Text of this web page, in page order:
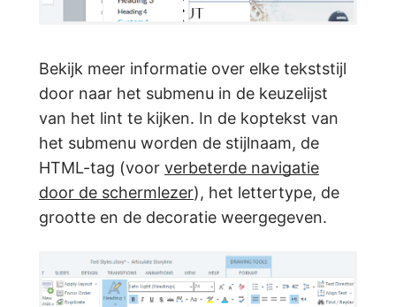
Bekijk meer informatie over elke tekststijl
door naar het submenu in de keuzelijst
van het lint te kijken. In de koptekst van
het submenu worden de stijlnaam, de
HTML-tag (voor verbeterde navigatie
door de schermlezer), het lettertype, de
grootte en de decoratie weergegeven.